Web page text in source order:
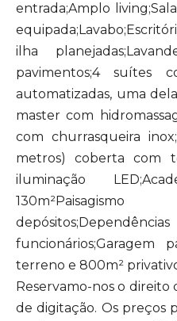
entrada;Amplo
ilha
pavimentos;4 suítes
automatizadas, uma
master com
com churrasqueira
metros) coberta com
iluminação
funcionários;Garagem
terreno e 800m²
Reservamo-nos o
de digitação. Os preços